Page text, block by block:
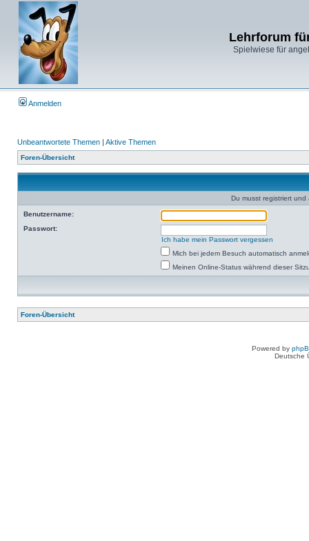
Lehrforum
Spielwiese für
Anmelden
Unbeantwortete Themen | Aktive Themen
Foren-Übersicht
Du musst registriert
Benutzername:
Passwort:
Ich habe mein Passwort vergessen
Mich bei jedem Besuch automatisch
Meinen Online-Status während dieser
Foren-Übersicht
Powered by
Deutsche